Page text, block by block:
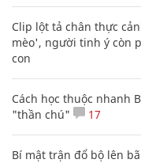
Clip lột tả chân thực
mèo', người tinh ý còn
con
Cách học thuộc nhanh
"thần chú"
17
Bí mật trận đổ bộ lên